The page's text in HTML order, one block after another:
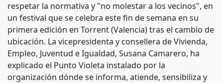
respetar la normativa y "no molestar a los vecinos", en
un festival que se celebra este fin de semana en su
primera edición en Torrent (Valencia) tras el cambio de
ubicación. La vicepresidenta y consellera de Vivienda,
Empleo, Juventud e Igualdad, Susana Camarero, ha
explicado el Punto Violeta instalado por la
organización dónde se informa, atiende, sensibiliza y